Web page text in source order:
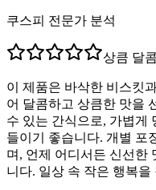
쿠스피 전문가 분석
상큼 달
이 제품은 바삭한 비스킷
어 달콤하고 상큼한 맛을
수 있는 간식으로, 가볍게
들이기 좋습니다. 개별 포
며, 언제 어디서든 신선한
니다. 일상 속 작은 행복